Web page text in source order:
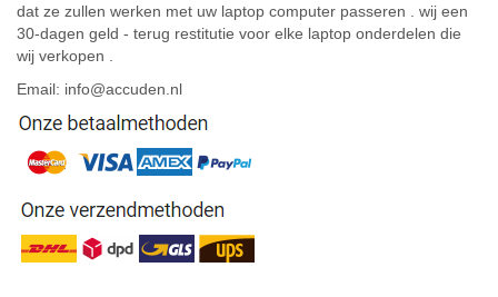
dat ze zullen werken met uw laptop computer passeren . wij een
30-dagen geld - terug restitutie voor elke laptop onderdelen die
wij verkopen .
Email: info@accuden.nl